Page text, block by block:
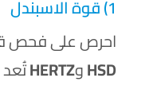
1) قوة الاسبندل
احرص على فحص
HSDوHERTZ